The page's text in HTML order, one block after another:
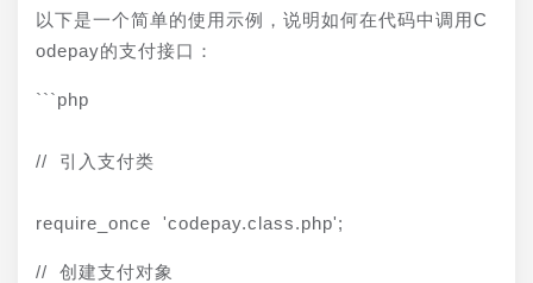
以下是一个简单的使用示例，说明如何在代码中调用C
odepay的支付接口：
```php
// 引入支付类
require_once 'codepay.class.php';
// 创建支付对象